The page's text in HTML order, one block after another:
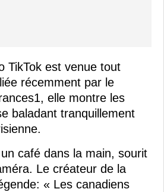
TikTok est venue tout
récemment par le
elle montre les
baladant tranquillement
café dans la main, sourit
Le créateur de la
« Les canadiens